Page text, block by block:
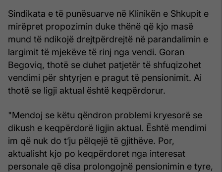
Sindikata e të punësuarve në Klinikën e Shkupit e
mirëpret propozimin duke thënë që kjo masë
mund të ndikojë drejtpërdrejtë në parandalimin e
largimit të mjekëve të rinj nga vendi. Goran
Begoviq, thotë se duhet patjetër të shfuqizohet
vendimi për shtyrjen e pragut të pensionimit. Ai
thotë se ligji aktual është keqpërdorur.
"Mendoj se këtu qëndron problemi kryesorë se
dikush e keqpërdorë ligjin aktual. Është mendimi
im që nuk do t’ju pëlqejë të gjithëve. Por,
aktualisht kjo po keqpërdoret nga interesat
personale që disa prolongojnë pensionimin e tyre,